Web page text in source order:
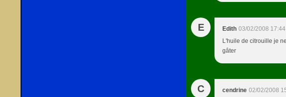
E Edith 03/02/2008 17:44
L'huile de citrouille je
gâter
C cendrine 02/02/2008